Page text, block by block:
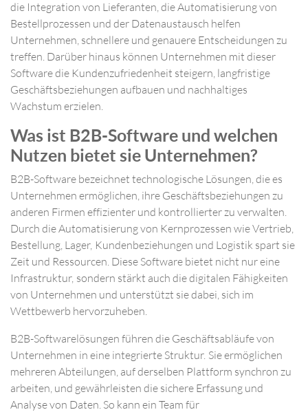
die Integration von Lieferanten, die Automatisierung von
Bestellprozessen und der Datenaustausch helfen
Unternehmen, schnellere und genauere Entscheidungen zu
treffen. Darüber hinaus können Unternehmen mit dieser
Software die Kundenzufriedenheit steigern, langfristige
Geschäftsbeziehungen aufbauen und nachhaltiges
Wachstum erzielen.​
Was ist B2B-Software und welchen
Nutzen bietet sie Unternehmen?
B2B-Software bezeichnet technologische Lösungen, die es
Unternehmen ermöglichen, ihre Geschäftsbeziehungen zu
anderen Firmen effizienter und kontrollierter zu verwalten.
Durch die Automatisierung von Kernprozessen wie Vertrieb,
Bestellung, Lager, Kundenbeziehungen und Logistik spart sie
Zeit und Ressourcen. Diese Software bietet nicht nur eine
Infrastruktur, sondern stärkt auch die digitalen Fähigkeiten
von Unternehmen und unterstützt sie dabei, sich im
Wettbewerb hervorzuheben.
B2B-Softwarelösungen führen die Geschäftsabläufe von
Unternehmen in eine integrierte Struktur. Sie ermöglichen
mehreren Abteilungen, auf derselben Plattform synchron zu
arbeiten, und gewährleisten die sichere Erfassung und
Analyse von Daten. So kann ein Team für